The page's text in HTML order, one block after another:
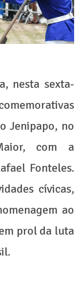
nesta sexta-
Jenipapo, no
com a
Fonteles.
cívicas,
ao
prol da luta